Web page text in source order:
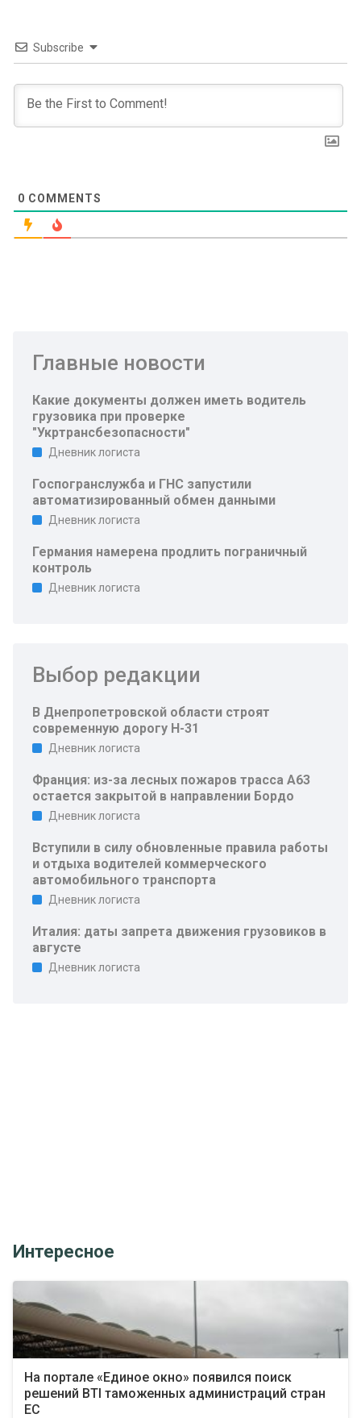
Subscribe
0 COMMENTS
Главные новости
Какие документы должен иметь водитель
грузовика при проверке
"Укртрансбезопасности"
Дневник логиста
Госпогранслужба и ГНС запустили
автоматизированный обмен данными
Дневник логиста
Германия намерена продлить пограничный
контроль
Дневник логиста
Выбор редакции
В Днепропетровской области строят
современную дорогу Н-31
Дневник логиста
Франция: из-за лесных пожаров трасса A63
остается закрытой в направлении Бордо
Дневник логиста
Вступили в силу обновленные правила работы
и отдыха водителей коммерческого
автомобильного транспорта
Дневник логиста
Италия: даты запрета движения грузовиков в
августе
Дневник логиста
Интересное
На портале «Единое окно» появился поиск
решений BTI таможенных администраций стран
ЕС